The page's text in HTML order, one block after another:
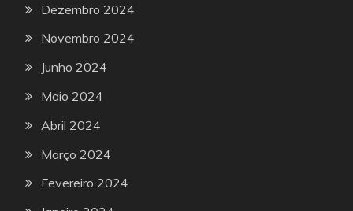
Dezembro 2024
Novembro 2024
Junho 2024
Maio 2024
Abril 2024
Março 2024
Fevereiro 2024